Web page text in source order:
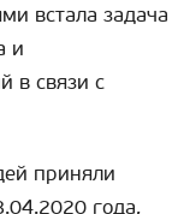
встала задача
и
в связи с
приняли
года,